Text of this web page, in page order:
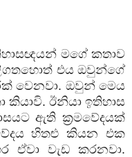
මගේ කතාව
එය ඔවුන්ගේ
වෙනවා. ඔවුන් මෙය
ඊනියා ඉතිහාස
ඇති ක්‍රමවේදයක්
හිතළු කියන එක
ඒවා වැඩ කරනවා.